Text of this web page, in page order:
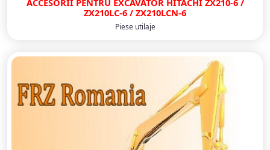
ACCESORII PENTRU EXCAVATOR HITACHI ZX210‐6 /
ZX210LC-6 / ZX210LCN-6
Piese utilaje